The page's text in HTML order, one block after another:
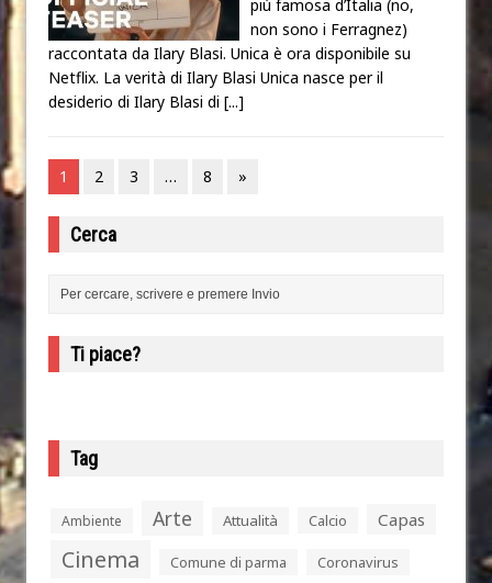
più famosa d’Italia (no,
non sono i Ferragnez)
raccontata da Ilary Blasi. Unica è ora disponibile su
Netflix. La verità di Ilary Blasi Unica nasce per il
desiderio di Ilary Blasi di [...]
1 2 3 … 8 »
Cerca
Ti piace?
Tag
Ambiente Arte Attualità Calcio Capas
Cinema Comune di parma Coronavirus